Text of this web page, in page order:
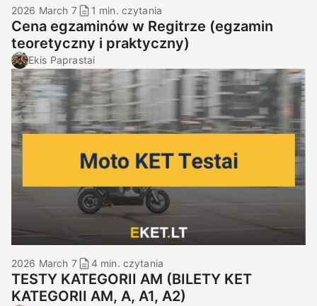
2026 March 7 1 min. czytania
Cena egzaminów w Regitrze (egzamin
teoretyczny i praktyczny)
Ekis Paprastai
2026 March 7 4 min. czytania
TESTY KATEGORII AM (BILETY KET
KATEGORII AM, A, A1, A2)